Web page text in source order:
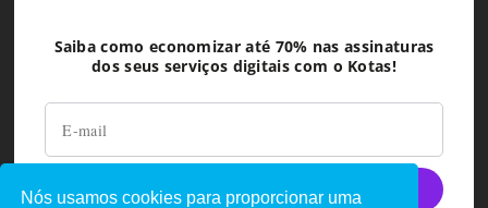
Saiba como economizar até 70% nas assinaturas
dos seus serviços digitais com o Kotas!
Nós usamos cookies para proporcionar uma